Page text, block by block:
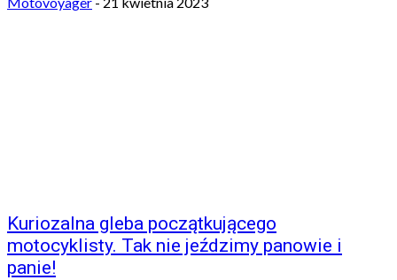
Kuriozalna gleba początkującego
motocyklisty. Tak nie jeździmy panowie i
panie!